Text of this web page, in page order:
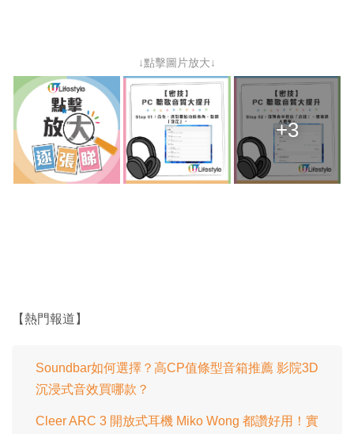
↓點擊圖片放大↓
+3
【熱門報道】
Soundbar如何選擇？高CP值條型音箱推薦 影院3D
沉浸式音效買哪款？
Cleer ARC 3 開放式耳機 Miko Wong 都讚好用！實